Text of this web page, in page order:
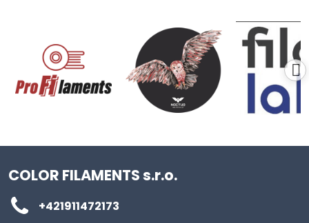
COLOR FILAMENTS s.r.o.
+421911472173